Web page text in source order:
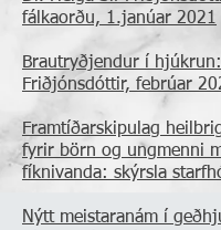
fálkaorðu, 1.janúar 2021
Brautryðjendur í
Friðjónsdóttir, febrúar
Framtíðarskipulag
fyrir börn og ungmenni
fíknivanda: skýrsla
Nýtt meistaranám í